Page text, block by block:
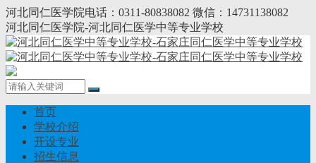
河北同仁医学院电话：0311-80838082 微信：14731138082
河北同仁医学院-河北同仁医学中等专业学校
首页
学校介绍
开设专业
招生信息